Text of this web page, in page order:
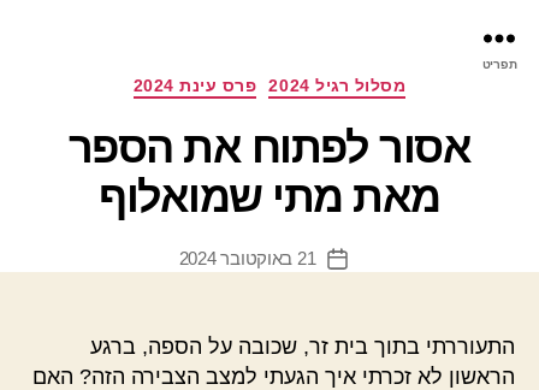
תפריט
קטגוריות מסלול רגיל 2024 פרס עינת 2024
אסור לפתוח את הספר
מאת מתי שמואלוף
תאריך
21 באוקטובר 2024
התעוררתי בתוך בית זר, שכובה על הספה, ברגע
הראשון לא זכרתי איך הגעתי למצב הצבירה הזה? האם